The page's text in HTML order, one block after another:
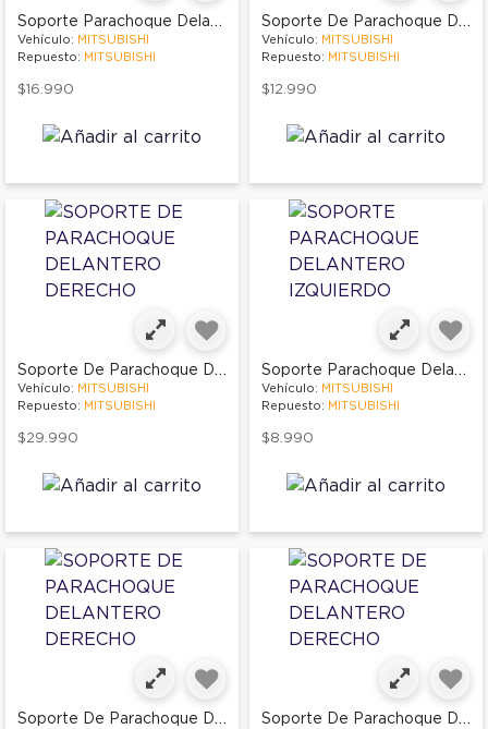
Soporte Parachoque Delantero Izquierdo
Vehículo: MITSUBISHI
Repuesto: MITSUBISHI
$16.990
Soporte De Parachoque Delantero Derecho
Vehículo: MITSUBISHI
Repuesto: MITSUBISHI
$12.990
Soporte De Parachoque Delantero Derecho
Vehículo: MITSUBISHI
Repuesto: MITSUBISHI
$29.990
Soporte Parachoque Delantero Izquierdo
Vehículo: MITSUBISHI
Repuesto: MITSUBISHI
$8.990
Soporte De Parachoque Delantero Derecho Soporte De Parachoque Delantero Derecho